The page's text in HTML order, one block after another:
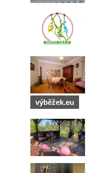
výběžek.eu